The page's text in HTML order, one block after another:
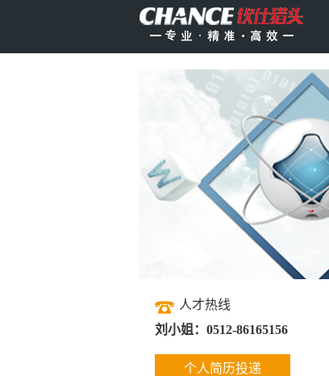
人才热线
刘小姐：0512-86165156
个人简历投递